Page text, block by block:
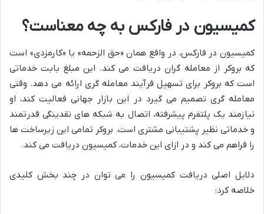
کمیسیون در فارکس به چه معناست؟
کمیسیون در فارکس، در واقع همان «حق الزحمه» یا «کارمزدی» است
که بروکر از معامله گران دریافت می کند. این مبلغ بابت خدماتی
است که بروکر برای تسهیل فرآیند معامله گری ارائه می دهد. وقتی
معامله گری تصمیم می گیرد در این بازار جهانی فعالیت کند، او
نیازمند یک پلتفرم پیشرفته، اتصال به شبکه های نقدینگی قدرتمند
و خدماتی نظیر پشتیبانی مشتری است. بروکر تمامی این زیرساخت ها
را فراهم می کند و در ازای این خدمات، کمیسیون دریافت می کند.
دلایل اصلی دریافت کمیسیون را می توان در چند بخش کلیدی
خلاصه کرد: